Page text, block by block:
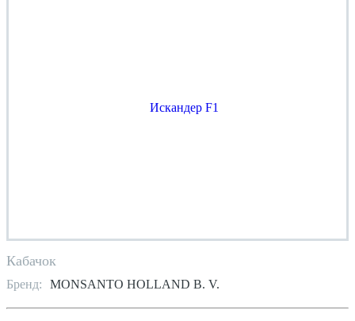
Кабачок
Бренд: MONSANTO HOLLAND B. V.